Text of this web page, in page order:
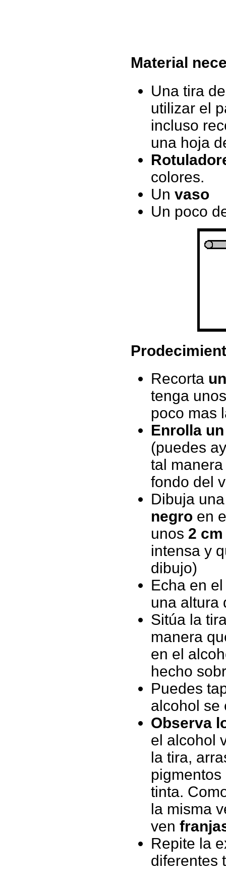
Material
Una tira
utilizar el
incluso
una hoja
colores.
Un vaso
Un poco
Recorta
tenga
poco mas
Enrolla
(puedes
tal
fondo del
Dibuja
negro en
unos 2
intensa y
dibujo)
Echa en
una altura
Sitúa la
manera
en el
hecho
Puedes
alcohol se
Observa
el alcohol
la tira,
tinta.
la misma
ven
Repite la
diferentes